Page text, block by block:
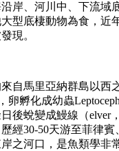
岸、河川中、下流域
型底棲動物為食，近
現。
自馬里亞納群島以西
，卵孵化成幼蟲
後蛻變成鰻線（elver
經30-50天游至菲律
之河口，是魚類學非